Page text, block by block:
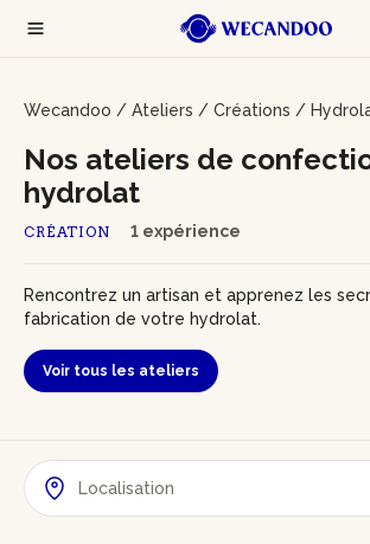
Wecandoo / Ateliers / Créations /
CRÉATION 1 expérience
Nos ateliers de
hydrolat
Rencontrez un artisan et apprenez les
fabrication de votre hydrolat.
Voir tous les ateliers